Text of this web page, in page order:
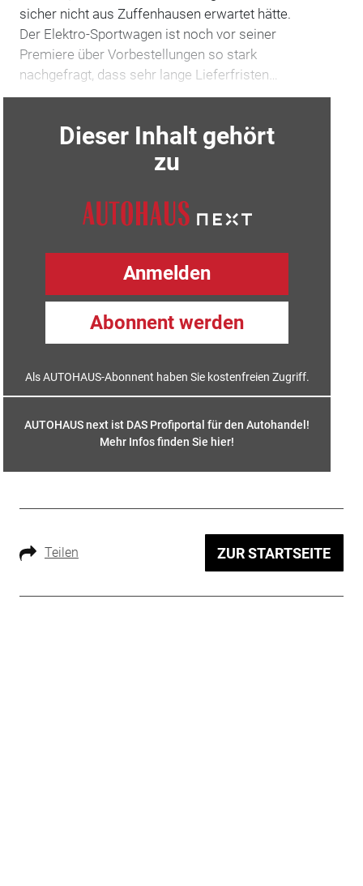
sicher nicht aus Zuffenhausen erwartet hätte.
Der Elektro-Sportwagen ist noch vor seiner
Premiere über Vorbestellungen so stark
nachgefragt, dass sehr lange Lieferfristen…
Dieser Inhalt gehört
zu
Anmelden
Abonnent werden
Als AUTOHAUS-Abonnent haben Sie kostenfreien Zugriff.
AUTOHAUS next ist DAS Profiportal für den Autohandel!
Mehr Infos finden Sie hier!
Teilen ZUR STARTSEITE